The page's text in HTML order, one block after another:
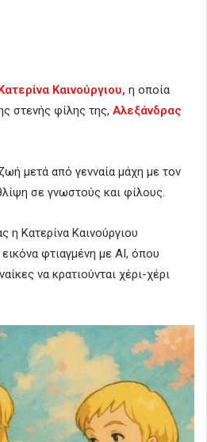
Καινούργιου, η οποία
στενής φίλης της, Αλεξάνδρας
μετά από γενναία μάχη με τον
σε γνωστούς και φίλους.
η Κατερίνα Καινούργιου
φτιαγμένη με AI, όπου
να κρατιούνται χέρι-χέρι